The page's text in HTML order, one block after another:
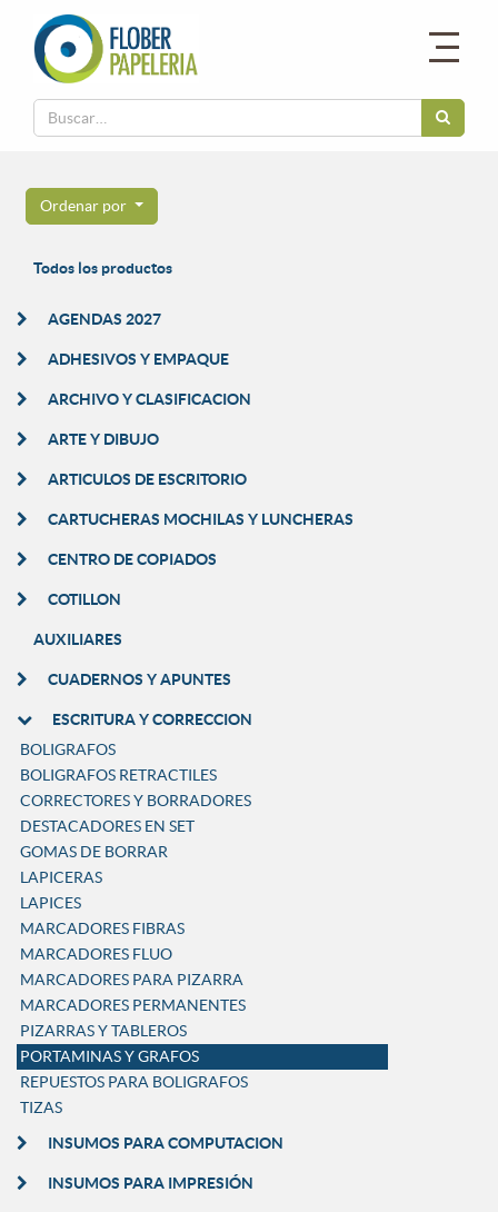
Ordenar por
Todos los productos
AGENDAS 2027
ADHESIVOS Y EMPAQUE
ARCHIVO Y CLASIFICACION
ARTE Y DIBUJO
ARTICULOS DE ESCRITORIO
CARTUCHERAS MOCHILAS Y LUNCHERAS
CENTRO DE COPIADOS
COTILLON
AUXILIARES
CUADERNOS Y APUNTES
ESCRITURA Y CORRECCION
BOLIGRAFOS
BOLIGRAFOS RETRACTILES
CORRECTORES Y BORRADORES
DESTACADORES EN SET
GOMAS DE BORRAR
LAPICERAS
LAPICES
MARCADORES FIBRAS
MARCADORES FLUO
MARCADORES PARA PIZARRA
MARCADORES PERMANENTES
PIZARRAS Y TABLEROS
PORTAMINAS Y GRAFOS
REPUESTOS PARA BOLIGRAFOS
TIZAS
INSUMOS PARA COMPUTACION
INSUMOS PARA IMPRESIÓN